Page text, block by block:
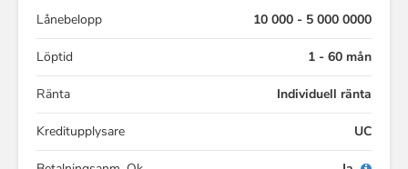
Lånebelopp 10 000 - 5 000 0000
Löptid 1 - 60 mån
Ränta Individuell ränta
Kreditupplysare UC